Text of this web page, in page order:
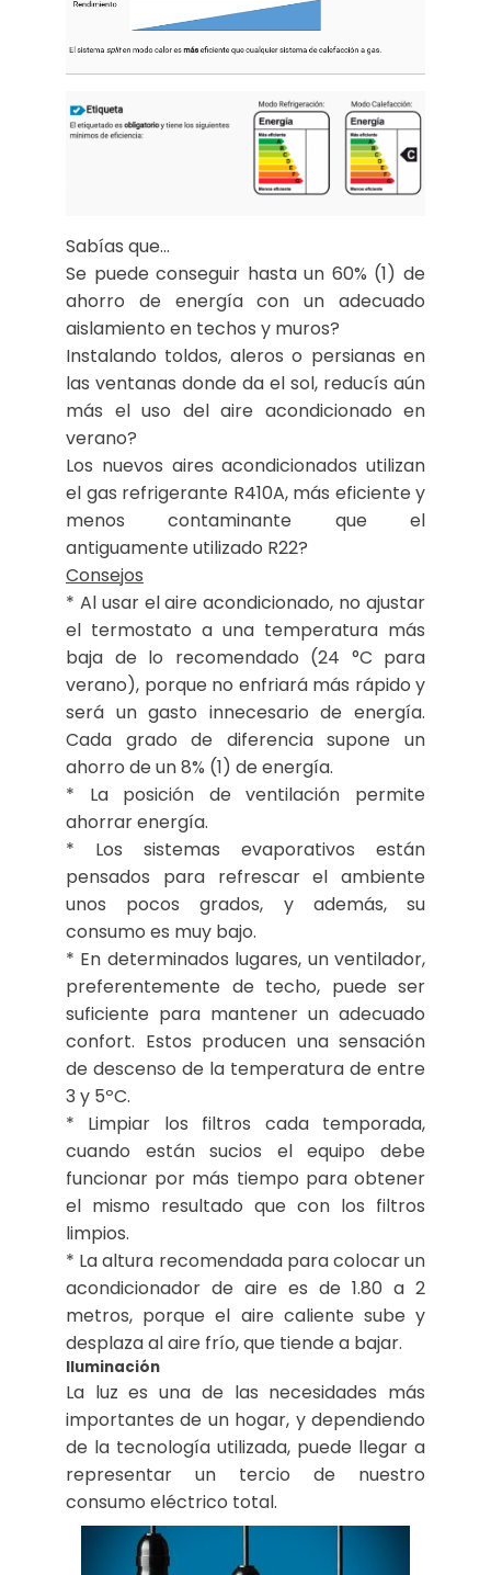
Sabías que…
Se puede conseguir hasta un 60% (1) de
ahorro de energía con un adecuado
aislamiento en techos y muros?
Instalando toldos, aleros o persianas en
las ventanas donde da el sol, reducís aún
más el uso del aire acondicionado en
verano?
Los nuevos aires acondicionados utilizan
el gas refrigerante R410A, más eficiente y
menos contaminante que el
antiguamente utilizado R22?
Consejos
* Al usar el aire acondicionado, no ajustar
el termostato a una temperatura más
baja de lo recomendado (24 °C para
verano), porque no enfriará más rápido y
será un gasto innecesario de energía.
Cada grado de diferencia supone un
ahorro de un 8% (1) de energía.
* La posición de ventilación permite
ahorrar energía.
* Los sistemas evaporativos están
pensados para refrescar el ambiente
unos pocos grados, y además, su
consumo es muy bajo.
* En determinados lugares, un ventilador,
preferentemente de techo, puede ser
suficiente para mantener un adecuado
confort. Estos producen una sensación
de descenso de la temperatura de entre
3 y 5ºC.
* Limpiar los filtros cada temporada,
cuando están sucios el equipo debe
funcionar por más tiempo para obtener
el mismo resultado que con los filtros
limpios.
* La altura recomendada para colocar un
acondicionador de aire es de 1.80 a 2
metros, porque el aire caliente sube y
desplaza al aire frío, que tiende a bajar.
Iluminación
La luz es una de las necesidades más
importantes de un hogar, y dependiendo
de la tecnología utilizada, puede llegar a
representar un tercio de nuestro
consumo eléctrico total.